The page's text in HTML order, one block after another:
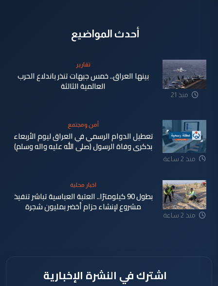
أحدث المواضيع
منذ 21
تقارير
بينها العراق.. خمس جبهات تنذر باندلاع الحرب
العالمية الثالثة
منذ 2 ساعة
أمن ومجتمع
تعطيل الدوام الرسمي في العراق ليوم الأربعاء
بذكرى وفاة الرسول (صلى الله عليه واله وسلم)
منذ 2 ساعة
اخبار محلية
بطول 90 كيلومترًا.. العتبة العباسية تباشر تنفيذ
مشروع لإنشاء حزام أخضر بمليون شجرة
اشترك في النشرة الإخبارية